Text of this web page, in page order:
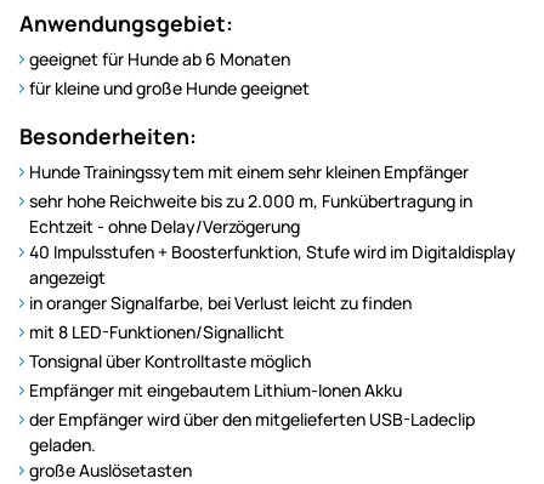
Anwendungsgebiet:
geeignet für Hunde ab 6 Monaten
für kleine und große Hunde geeignet
Besonderheiten:
Hunde Trainingssytem mit einem sehr kleinen Empfänger
sehr hohe Reichweite bis zu 2.000 m, Funkübertragung in
Echtzeit - ohne Delay/Verzögerung
40 Impulsstufen + Boosterfunktion, Stufe wird im Digitaldisplay
angezeigt
in oranger Signalfarbe, bei Verlust leicht zu finden
mit 8 LED-Funktionen/Signallicht
Tonsignal über Kontrolltaste möglich
Empfänger mit eingebautem Lithium-Ionen Akku
der Empfänger wird über den mitgelieferten USB-Ladeclip
geladen.
große Auslösetasten